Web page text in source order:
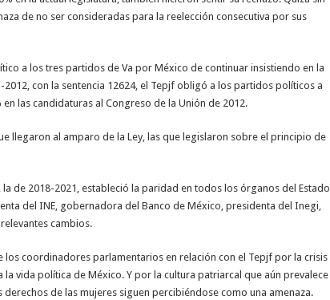
de no ser consideradas para la reelección consecutiva por sus
a los tres partidos de Va por México de continuar insistiendo en la
2012, con la sentencia 12624, el Tepjf obligó a los partidos políticos a
las candidaturas al Congreso de la Unión de 2012.
llegaron al amparo de la Ley, las que legislaron sobre el principio de
de 2018-2021, estableció la paridad en todos los órganos del Estado
del INE, gobernadora del Banco de México, presidenta del Inegi,
cambios.
los coordinadores parlamentarios en relación con el Tepjf por la crisis
vida política de México. Y por la cultura patriarcal que aún prevalece
de las mujeres siguen percibiéndose como una amenaza.